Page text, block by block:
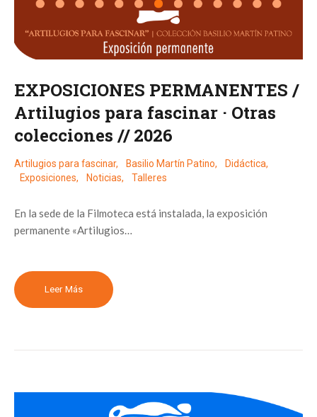
EXPOSICIONES PERMANENTES /
Artilugios para fascinar · Otras
colecciones // 2026
Artilugios para fascinar, Basilio Martín Patino, Didáctica,
Exposiciones, Noticias, Talleres
En la sede de la Filmoteca está instalada, la exposición
permanente «Artilugios…
Leer Más